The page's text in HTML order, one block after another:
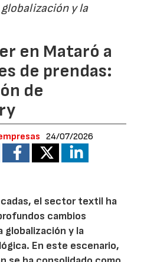
y la
en Mataró a
de prendas:
de
24/07/2026
el sector textil ha
cambios
globalización y la
En este escenario,